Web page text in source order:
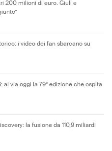
200 milioni di euro. Giuli e
i video dei fan sbarcano su
al via oggi la 79ª edizione che ospita
la fusione da 110,9 miliardi